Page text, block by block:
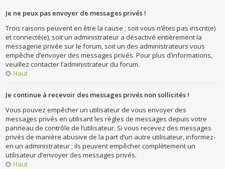
Je ne peux pas envoyer de messages privés !
Trois raisons peuvent en être la cause ; soit vous n’êtes pas inscrit(e)
et connecté(e), soit un administrateur a désactivé entièrement la
messagerie privée sur le forum, soit un des administrateurs vous
empêche d’envoyer des messages privés. Pour plus d’informations,
veuillez contacter l’administrateur du forum.
Haut
Je continue à recevoir des messages privés non sollicités !
Vous pouvez empêcher un utilisateur de vous envoyer des
messages privés en utilisant les règles de messages depuis votre
panneau de contrôle de l’utilisateur. Si vous recevez des messages
privés de manière abusive de la part d’un autre utilisateur, informez-
en un administrateur ; ils peuvent empêcher complètement un
utilisateur d’envoyer des messages privés.
Haut